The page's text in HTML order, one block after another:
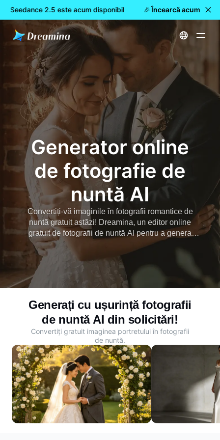
Seedance 2.5 este acum disponibil 🎉 Model nou LIVE:
Încearcă acum
Acasă Creează Generator online de fotografie de nuntă AI
Generator online
de fotografie de
nuntă AI
Convertiți-vă imaginile în fotografii romantice de
nuntă gratuit astăzi! Dreamina, un editor online
gratuit de fotografii de nuntă AI pentru a genera
fotografii de nuntă pentru fiecare utilizator din zilele
noastre!
Generați cu ușurință fotografii
de nuntă AI din solicitări!
Convertiți gratuit imaginea portretului în fotografii
de nuntă.